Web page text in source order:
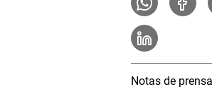
Notas de prensa